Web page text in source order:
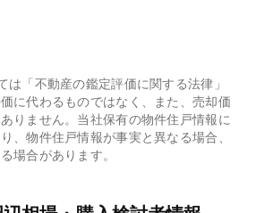
は「不動産の鑑定評価に関する法律」
に代わるものではなく、また、売却価
りません。当社保有の物件住戸情報に
、物件住戸情報が事実と異なる場合、
場合があります。